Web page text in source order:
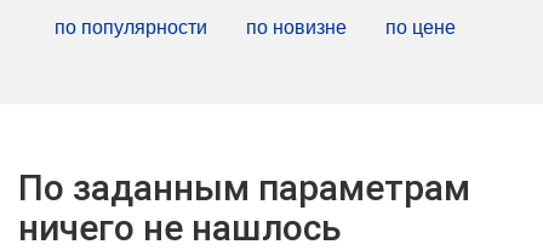
по популярности по новизне по цене
По заданным параметрам
ничего не нашлось